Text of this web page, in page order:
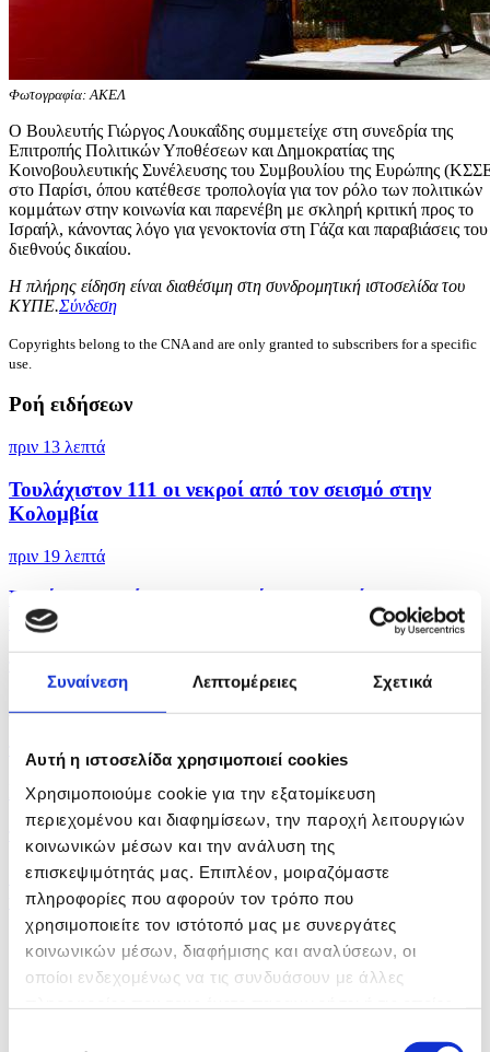
Συναίνεση Λεπτομέρειες Σχετικά
Αυτή η ιστοσελίδα χρησιμοποιεί cookies
Χρησιμοποιούμε cookie για την εξατομίκευση
περιεχομένου και διαφημίσεων, την παροχή λειτουργιών
κοινωνικών μέσων και την ανάλυση της
επισκεψιμότητάς μας. Επιπλέον, μοιραζόμαστε
πληροφορίες που αφορούν τον τρόπο που
χρησιμοποιείτε τον ιστότοπό μας με συνεργάτες
κοινωνικών μέσων, διαφήμισης και αναλύσεων, οι
οποίοι ενδεχομένως να τις συνδυάσουν με άλλες
Φωτογραφία: ΑΚΕΛ
Ο Bουλευτής Γιώργος Λουκαΐδης συμμετείχε στη συνεδρία της
Επιτροπής Πολιτικών Υποθέσεων και Δημοκρατίας της
Κοινοβουλευτικής Συνέλευσης του Συμβουλίου της Ευρώπης
στο Παρίσι, όπου κατέθεσε τροπολογία για τον ρόλο των πολιτικών
κομμάτων στην κοινωνία και παρενέβη με σκληρή κριτική προς το
Ισραήλ, κάνοντας λόγο για γενοκτονία στη Γάζα και παραβιάσεις του
διεθνούς δικαίου.
Η πλήρης είδηση είναι διαθέσιμη στη συνδρομητική ιστοσελίδα του
ΚΥΠΕ.Σύνδεση
Copyrights belong to the CNA and are only granted to subscribers for a specific
use.
Ροή ειδήσεων
πριν 13 λεπτά
Τουλάχιστον 111 οι νεκροί από τον σεισμό στην
Κολομβία
πριν 19 λεπτά
Ρωσία: Το Ανώτατο Δικαστήριο μπλοκάρει τη
συμμετοχή...
Ο Ιούλιος ήταν ο θερμότερος μήνας που έχει ποτέ...
πριν 39 λεπτά
Σχεδόν τα τρία τέταρτα της Αγγλίας σε κατάσταση...
πριν μία ώρα
Ο Δήμος Δρομολαξιάς Μενεού τίμησε τους πεσόντες
και...